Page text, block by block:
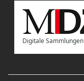
Digitale Sammlungen